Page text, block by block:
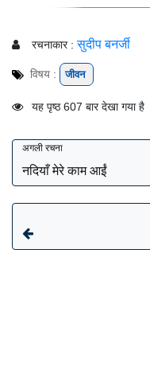
रचनाकार : सुदीप बनर्जी
विषय : जीवन
यह पृष्ठ 607 बार देखा गया है
अगली रचना
नदियाँ मेरे काम आईं